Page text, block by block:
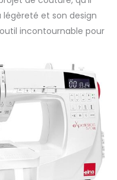
légèreté et son design
incontournable pour